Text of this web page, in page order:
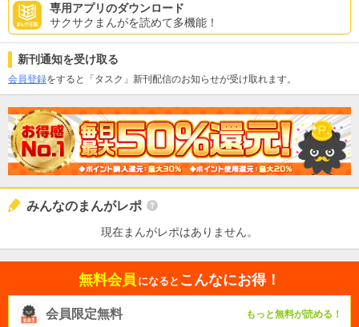
専用アプリのダウンロード
サクサクまんがを読めて多機能！
新刊通知を受け取る
会員登録をすると「タスク」新刊配信のお知らせが受け取れます。
みんなのまんがレポ
現在まんがレポはありません。
無料会員 になると こんなにお得！
会員限定無料 もっと無料が読める！